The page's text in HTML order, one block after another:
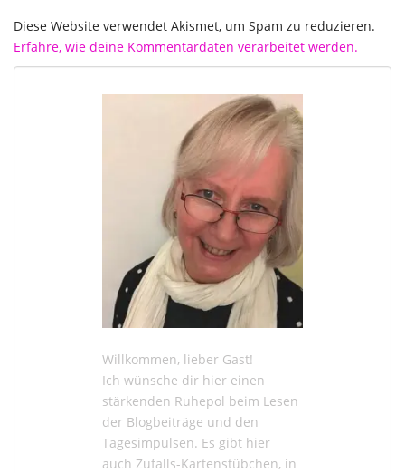
Diese Website verwendet Akismet, um Spam zu reduzieren.
Erfahre, wie deine Kommentardaten verarbeitet werden.
Willkommen, lieber Gast!
Ich wünsche dir hier einen
stärkenden Ruhepol beim Lesen
der Blogbeiträge und den
Tagesimpulsen. Es gibt hier
auch Zufalls-Kartenstübchen, in